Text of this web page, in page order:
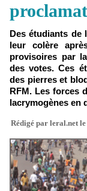
Des étudiants de
leur colère
provisoires par
des votes. Ces
des pierres et
RFM. Les forces
lacrymogènes en
Rédigé par leral.net